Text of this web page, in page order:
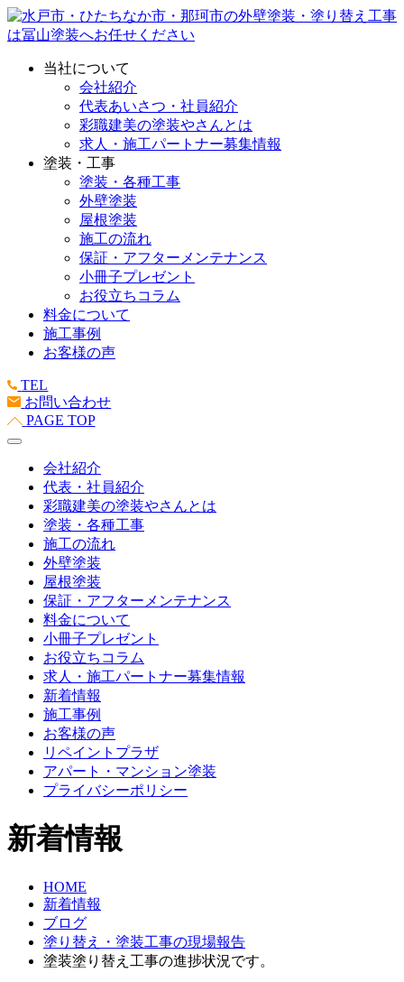
当社について
会社紹介
代表あいさつ・社員紹介
彩職建美の塗装やさんとは
求人・施工パートナー募集情報
塗装・工事
塗装・各種工事
外壁塗装
屋根塗装
施工の流れ
保証・アフターメンテナンス
小冊子プレゼント
お役立ちコラム
料金について
施工事例
お客様の声
TEL
お問い合わせ
PAGE TOP
会社紹介
代表・社員紹介
彩職建美の塗装やさんとは
塗装・各種工事
施工の流れ
外壁塗装
屋根塗装
保証・アフターメンテナンス
料金について
小冊子プレゼント
お役立ちコラム
求人・施工パートナー募集情報
新着情報
施工事例
お客様の声
リペイントプラザ
アパート・マンション塗装
プライバシーポリシー
新着情報
HOME
新着情報
ブログ
塗り替え・塗装工事の現場報告
塗装塗り替え工事の進捗状況です。